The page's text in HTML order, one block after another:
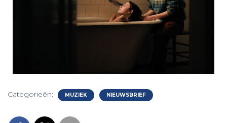
Categorieën: MUZIEK NIEUWSBRIEF